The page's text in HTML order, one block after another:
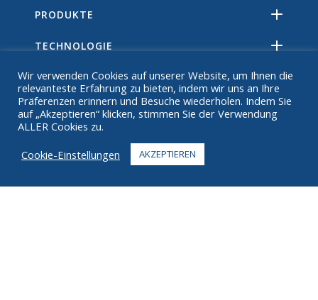
PRODUKTE
TECHNOLOGIE
RESSOURCEN
ÜBER
Wir verwenden Cookies auf unserer Website, um Ihnen die
relevanteste Erfahrung zu bieten, indem wir uns an Ihre
Präferenzen erinnern und Besuche wiederholen. Indem Sie
auf „Akzeptieren“ klicken, stimmen Sie der Verwendung
ALLER Cookies zu.
Cookie-Einstellungen
AKZEPTIEREN